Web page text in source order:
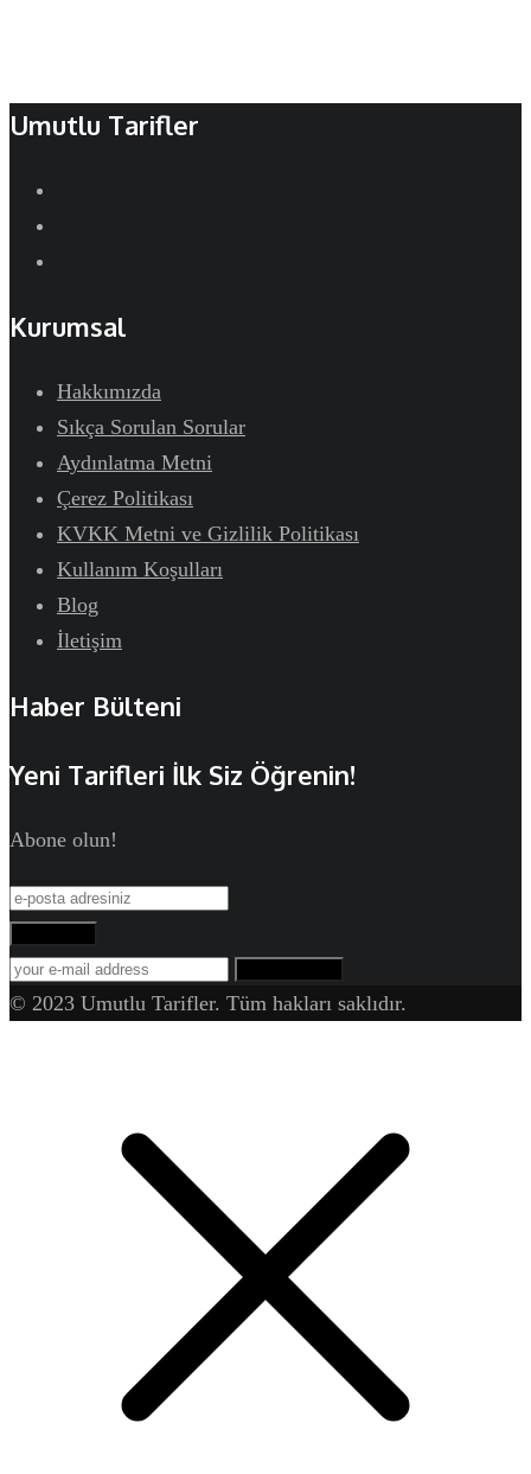
Umutlu Tarifler
Kurumsal
Hakkımızda
Sıkça Sorulan Sorular
Aydınlatma Metni
Çerez Politikası
KVKK Metni ve Gizlilik Politikası
Kullanım Koşulları
Blog
İletişim
Haber Bülteni
Yeni Tarifleri İlk Siz Öğrenin!
Abone olun!
© 2023 Umutlu Tarifler. Tüm hakları saklıdır.